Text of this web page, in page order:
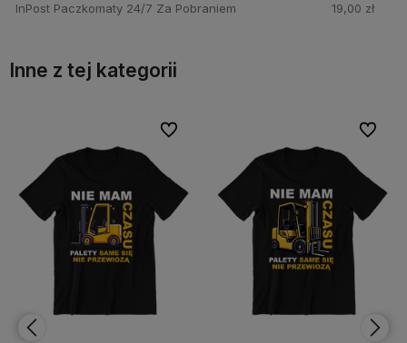
InPost Paczkomaty 24/7 Za Pobraniem 19,00 zł
Inne z tej kategorii
Do ulubionych
Do ulubionych Do
Do